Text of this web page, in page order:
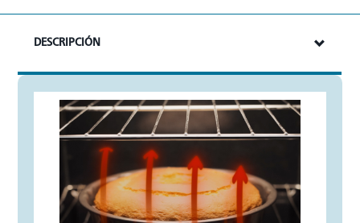
Compartir
31 En existencias
AGREGAR AL CARRITO